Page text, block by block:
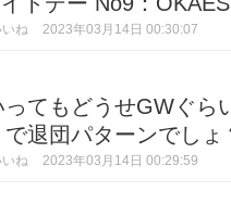
いね 2023年03月14日 00:30:07
てもどうせGWぐ
退団パターンでし
いね 2023年03月14日 00:29:59